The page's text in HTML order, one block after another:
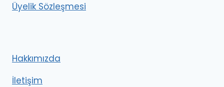
Üyelik Sözleşmesi
Hakkımızda
İletişim